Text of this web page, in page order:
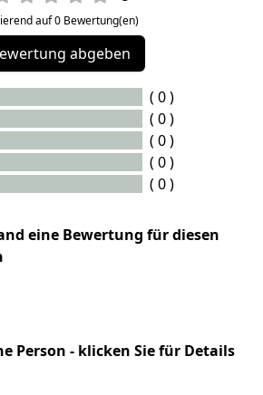
auf 0 Bewertung(en)
abgeben
( 0 )
( 0 )
( 0 )
( 0 )
( 0 )
eine Bewertung für diesen
Person - klicken Sie für Details